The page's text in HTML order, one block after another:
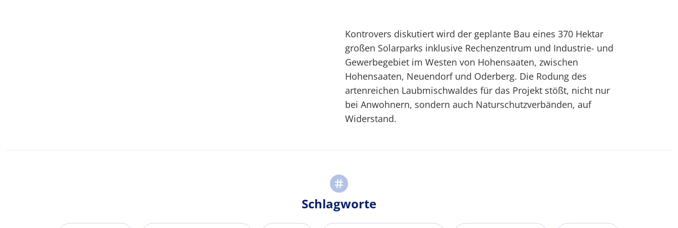
Kontrovers diskutiert wird der geplante Bau eines 370 Hektar
großen Solarparks inklusive Rechenzentrum und Industrie- und
Gewerbegebiet im Westen von Hohensaaten, zwischen
Hohensaaten, Neuendorf und Oderberg. Die Rodung des
artenreichen Laubmischwaldes für das Projekt stößt, nicht nur
bei Anwohnern, sondern auch Naturschutzverbänden, auf
Widerstand.
Schlagworte